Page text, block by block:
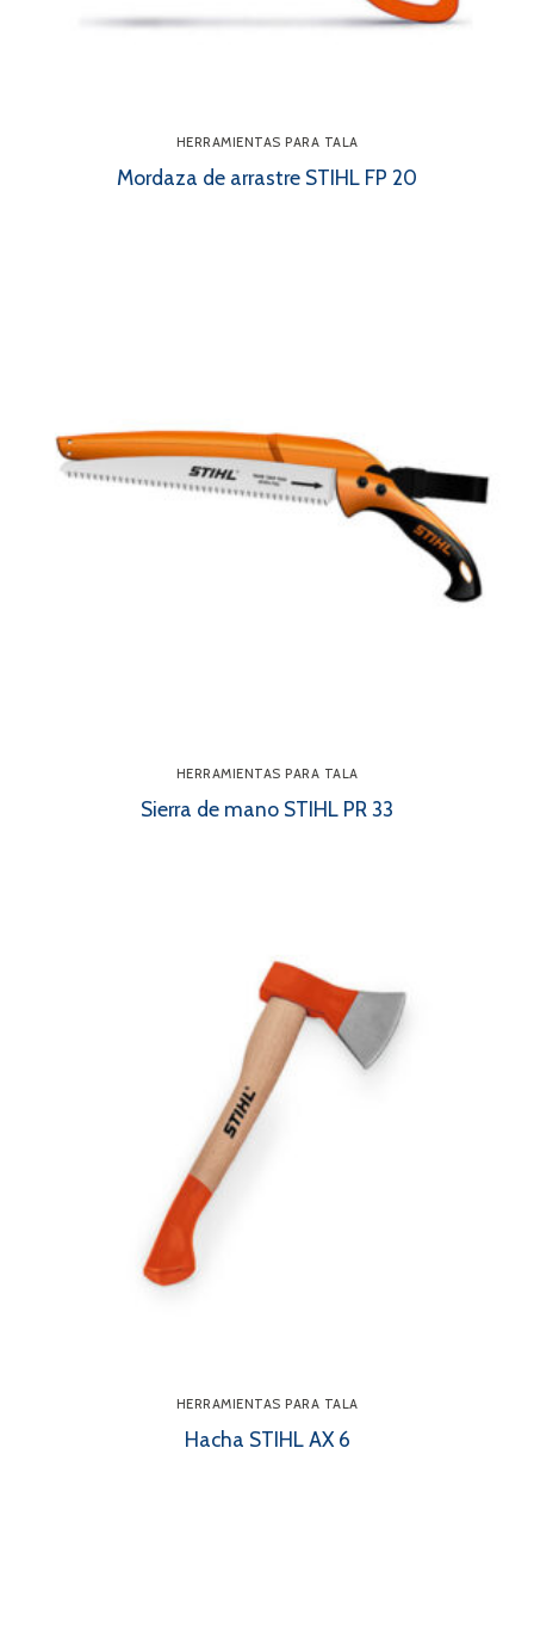
HERRAMIENTAS PARA TALA
Mordaza de arrastre STIHL FP 20
HERRAMIENTAS PARA TALA
Sierra de mano STIHL PR 33
HERRAMIENTAS PARA TALA
Hacha STIHL AX 6